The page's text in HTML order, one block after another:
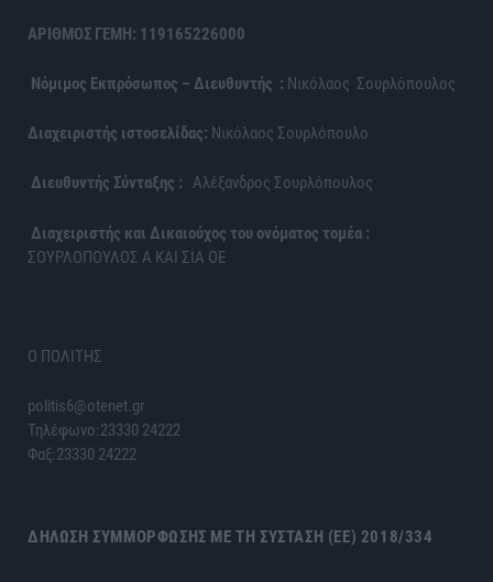
ΑΡΙΘΜΟΣ ΓΕΜΗ: 119165226000
Νόμιμος Εκπρόσωπος – Διευθυντής : Νικόλαος Σουρλόπουλος
Διαχειριστής ιστοσελίδας: Νικόλαος Σουρλόπουλο
Διευθυντής Σύνταξης : Αλέξανδρος Σουρλόπουλος
Διαχειριστής και Δικαιούχος του ονόματος τομέα :
ΣΟΥΡΛΟΠΟΥΛΟΣ Α ΚΑΙ ΣΙΑ ΟΕ
Ο ΠΟΛΙΤΗΣ
politis6@otenet.gr
Τηλέφωνο:23330 24222
Φαξ:23330 24222
ΔΉΛΩΣΗ ΣΥΜΜΌΡΦΩΣΗΣ ΜΕ ΤΗ ΣΎΣΤΑΣΗ (ΕΕ) 2018/334